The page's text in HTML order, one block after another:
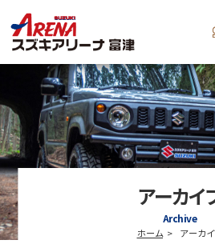
アーカイ
Archive
ホーム アーカ